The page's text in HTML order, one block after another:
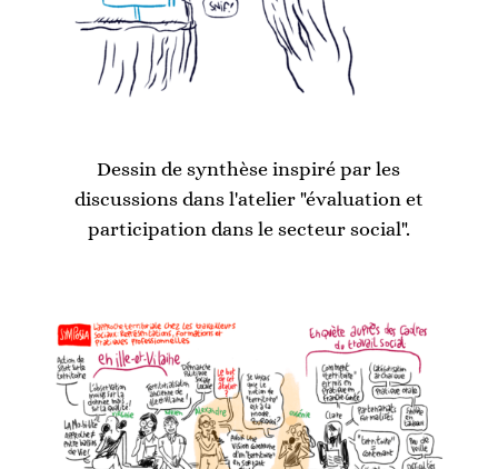
Dessin de synthèse inspiré par les
discussions dans l'atelier "évaluation et
participation dans le secteur social".